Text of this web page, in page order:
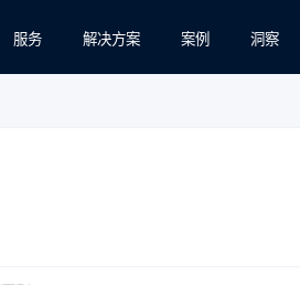
服务 解决方案 案例 洞察